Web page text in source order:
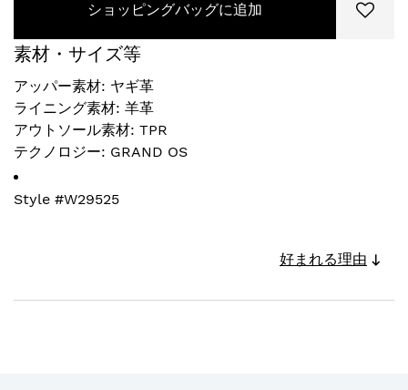
ショッピングバッグに追加
素材・サイズ等
アッパー素材: ヤギ革
ライニング素材: 羊革
アウトソール素材: TPR
テクノロジー: GRAND OS
Style #W29525
好まれる理由